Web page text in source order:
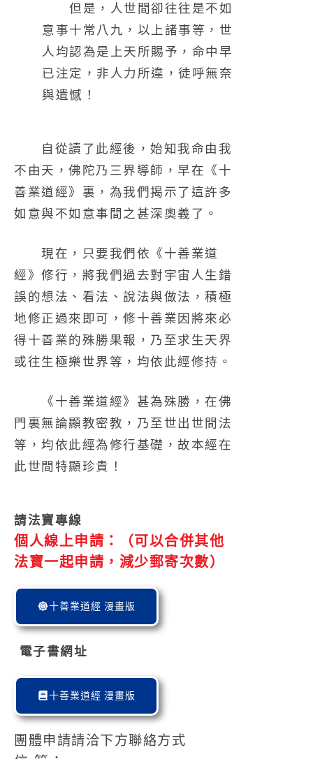
但是，人世間卻往往是不如
意事十常八九，以上諸事等，世
人均認為是上天所賜予，命中早
已注定，非人力所違，徒呼無奈
與遺憾！
自從讀了此經後，始知我命由我
不由天，佛陀乃三界導師，早在《十
善業道經》裏，為我們揭示了這許多
如意與不如意事間之甚深奧義了。
現在，只要我們依《十善業道
經》修行，將我們過去對宇宙人生錯
誤的想法、看法、說法與做法，積極
地修正過來即可，修十善業因將來必
得十善業的殊勝果報，乃至求生天界
或往生極樂世界等，均依此經修持 。
《十善業道經》甚為殊勝，在佛
門裏無論顯教密教，乃至世出世間法
等，均依此經為修行基礎，故本經在
此世間特顯珍貴！
請法寶專線
個人線上申請：（可以合併其他
法寶一起申請，減少郵寄次數）
十善業道經 漫畫版
電子書網址
十善業道經 漫畫版
團體申請請洽下方聯絡方式